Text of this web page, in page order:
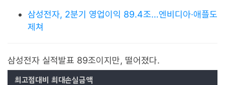
삼성전자, 2분기 영업이익 89.4조…엔비디아·애플도
제쳐
삼성전자 실적발표 89조이지만, 떨어졌다.